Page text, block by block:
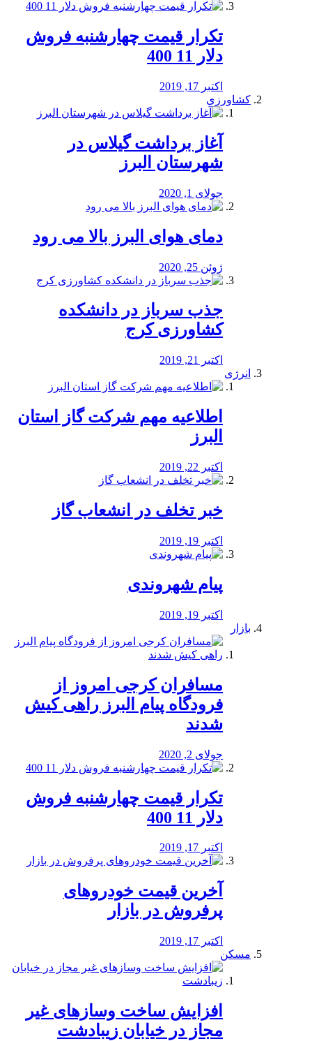
تکرار قیمت چهارشنبه فروش
دلار 11 400
اکتبر 17, 2019
کشاورزی
آغاز برداشت گیلاس در
شهرستان البرز
جولای 1, 2020
دمای هوای البرز بالا می رود
ژوئن 25, 2020
جذب سرباز در دانشکده
کشاورزی کرج
اکتبر 21, 2019
انرژی
️اطلاعیه مهم شرکت گاز استان
البرز
اکتبر 22, 2019
خبر تخلف در انشعاب گاز
اکتبر 19, 2019
پیام شهروندی
اکتبر 19, 2019
بازار
مسافران کرجی امروز از
فرودگاه پیام البرز راهی کیش
شدند
جولای 2, 2020
تکرار قیمت چهارشنبه فروش
دلار 11 400
اکتبر 17, 2019
آخرین قیمت خودرو‌های
پرفروش در بازار
اکتبر 17, 2019
مسکن
افزایش ساخت وسازهای غیر
مجاز در خیابان زیبادشت